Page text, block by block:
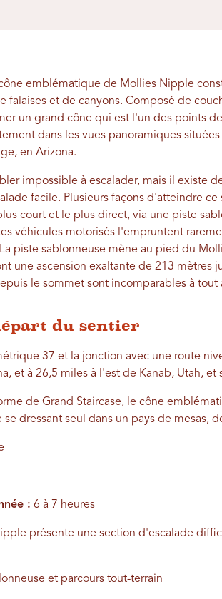
emblématique de Mollies Nipple
falaises et de canyons. Composé de
un grand cône qui est l'un des points
dans les vues panoramiques situées
en Arizona.
impossible à escalader, mais il existe
facile. Plusieurs façons d'atteindre
court et le plus direct, via une piste
véhicules motorisés l'empruntent
piste sablonneuse mène au pied du
une ascension exaltante de 213 mètres
le sommet sont incomparables à
du sentier
37 et la jonction avec une route
et à 26,5 miles à l'est de Kanab, Utah, et
de Grand Staircase, le cône
dressant seul dans un pays de mesas,
: 6 à 7 heures
présente une section d'escalade
et parcours tout-terrain